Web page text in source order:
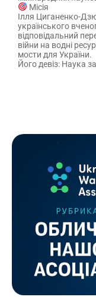
Місія
Ілля Циганенко-
українського
відповідальний
війни на водні
мости для України.
Його девіз: Наука